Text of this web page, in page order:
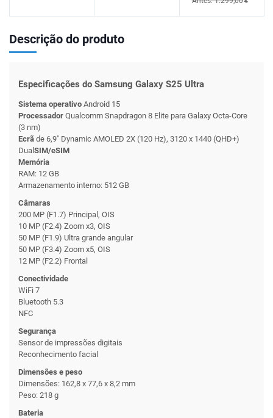
Descrição do produto
Especificações do Samsung Galaxy S25 Ultra
Sistema operativo Android 15
Processador Qualcomm Snapdragon 8 Elite para Galaxy Octa-Core
(3 nm)
Ecrã de 6,9" Dynamic AMOLED 2X (120 Hz), 3120 x 1440 (QHD+)
Dual SIM/eSIM
Memória
RAM: 12 GB
Armazenamento interno: 512 GB
Câmaras
200 MP (F1.7) Principal, OIS
10 MP (F2.4) Zoom x3, OIS
50 MP (F1.9) Ultra grande angular
50 MP (F3.4) Zoom x5, OIS
12 MP (F2.2) Frontal
Conectividade
WiFi 7
Bluetooth 5.3
NFC
Segurança
Sensor de impressões digitais
Reconhecimento facial
Dimensões e peso
Dimensões: 162,8 x 77,6 x 8,2 mm
Peso: 218 g
Bateria